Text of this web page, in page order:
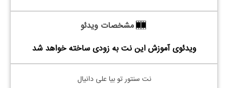
مشخصات ویدئو
ویدئوی آموزش این نت به زودی ساخته خواهد شد
نت سنتورتو بیا علی دانیال